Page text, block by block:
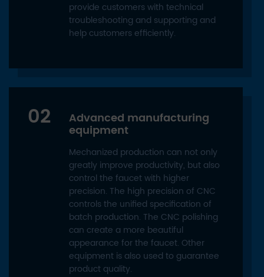
provide customers with technical
troubleshooting and supporting and
help customers efficiently.
02 Advanced manufacturing
equipment
Mechanized production can not only
greatly improve productivity, but also
control the faucet with higher
precision. The high precision of CNC
controls the unified specification of
batch production. The CNC polishing
can create a more beautiful
appearance for the faucet. Other
equipment is also used to guarantee
product quality.